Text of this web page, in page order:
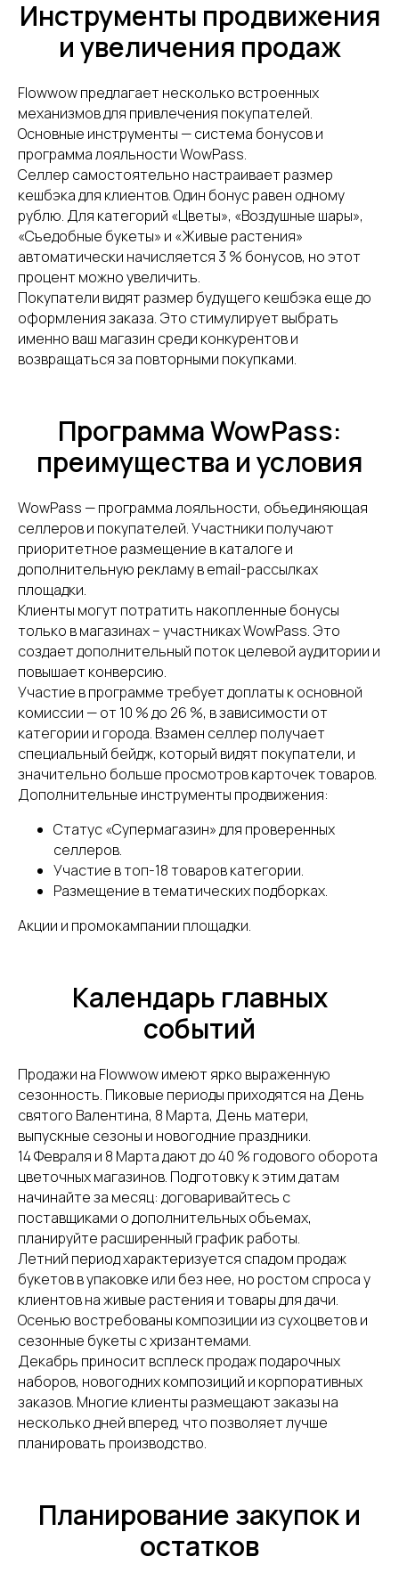
Инструменты продвижения
и увеличения продаж
Flowwow предлагает несколько встроенных
механизмов для привлечения покупателей.
Основные инструменты — система бонусов и
программа лояльности WowPass.
Селлер самостоятельно настраивает размер
кешбэка для клиентов. Один бонус равен одному
рублю. Для категорий «Цветы», «Воздушные шары»,
«Съедобные букеты» и «Живые растения»
автоматически начисляется 3 % бонусов, но этот
процент можно увеличить.
Покупатели видят размер будущего кешбэка еще до
оформления заказа. Это стимулирует выбрать
именно ваш магазин среди конкурентов и
возвращаться за повторными покупками.
Программа WowPass:
преимущества и условия
WowPass — программа лояльности, объединяющая
селлеров и покупателей. Участники получают
приоритетное размещение в каталоге и
дополнительную рекламу в email-рассылках
площадки.
Клиенты могут потратить накопленные бонусы
только в магазинах – участниках WowPass. Это
создает дополнительный поток целевой аудитории и
повышает конверсию.
Участие в программе требует доплаты к основной
комиссии — от 10 % до 26 %, в зависимости от
категории и города. Взамен селлер получает
специальный бейдж, который видят покупатели, и
значительно больше просмотров карточек товаров.
Дополнительные инструменты продвижения:
Статус «Супермагазин» для проверенных
селлеров.
Участие в топ-18 товаров категории.
Размещение в тематических подборках.
Акции и промокампании площадки.
Календарь главных
событий
Продажи на Flowwow имеют ярко выраженную
сезонность. Пиковые периоды приходятся на День
святого Валентина, 8 Марта, День матери,
выпускные сезоны и новогодние праздники.
14 Февраля и 8 Марта дают до 40 % годового оборота
цветочных магазинов. Подготовку к этим датам
начинайте за месяц: договаривайтесь с
поставщиками о дополнительных объемах,
планируйте расширенный график работы.
Летний период характеризуется спадом продаж
букетов в упаковке или без нее, но ростом спроса у
клиентов на живые растения и товары для дачи.
Осенью востребованы композиции из сухоцветов и
сезонные букеты с хризантемами.
Декабрь приносит всплеск продаж подарочных
наборов, новогодних композиций и корпоративных
заказов. Многие клиенты размещают заказы на
несколько дней вперед, что позволяет лучше
планировать производство.
Планирование закупок и
остатков